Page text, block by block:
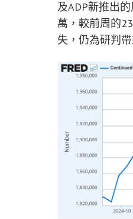
及ADP新推出
萬，較前周的
失，仍為研判